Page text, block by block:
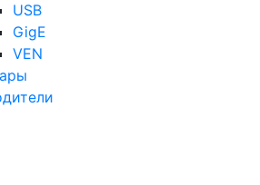
USB
GigE
VEN